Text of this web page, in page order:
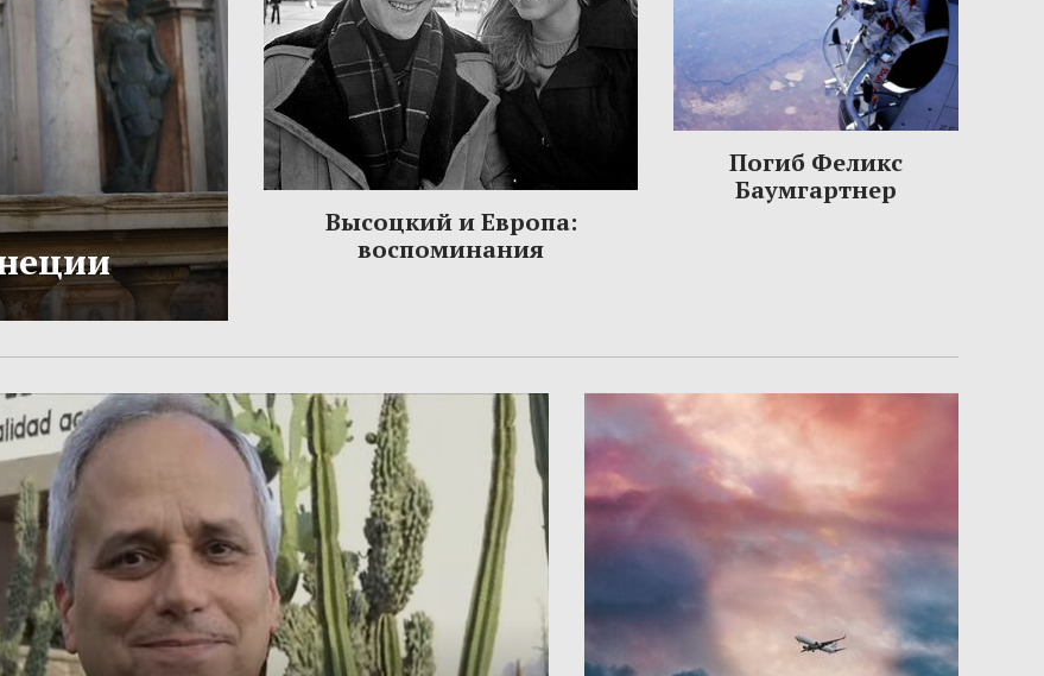
Высоцкий и Европа:
воспоминания
Погиб Феликс
Баумгартнер